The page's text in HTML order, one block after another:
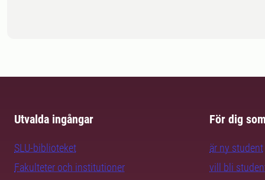
Utvalda ingångar
SLU-biblioteket
Fakulteter och institutioner
För dig
är ny student
vill bli